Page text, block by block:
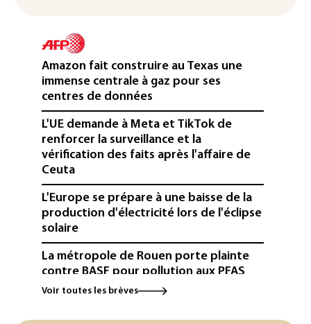
Amazon fait construire au Texas une
immense centrale à gaz pour ses
centres de données
L'UE demande à Meta et TikTok de
renforcer la surveillance et la
vérification des faits après l'affaire de
Ceuta
L'Europe se prépare à une baisse de la
production d'électricité lors de l'éclipse
solaire
La métropole de Rouen porte plainte
contre BASF pour pollution aux PFAS
Canicule: à l'arrêt depuis fin juillet, la
Voir toutes les brèves